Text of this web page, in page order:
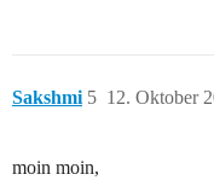
Sakshmi 12. Oktober
5
moin moin,